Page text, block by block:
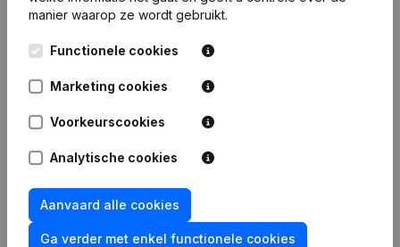
Publicatiesvan Friends Hoogstraten
Publicatie
23-09-2022 Ontslagnemingen - Benoemingen
30-11-2021 Maatschappelijke Zetel
Rubriek Oprichting (Nieuwe
Rechtspersoon, Opening Bijkantoor,
enz...)
manier waarop ze wordt gebruikt.
Functionele cookies
Marketing cookies
Voorkeurscookies
Analytische cookies
Aanvaard alle cookies
Ga verder met enkel functionele cookies